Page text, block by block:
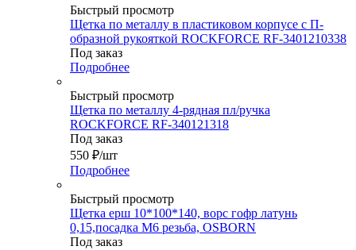
Быстрый просмотр
Щетка по металлу в пластиковом корпусе с П-
образной рукояткой ROCKFORCE RF-3401210338
Под заказ
Подробнее
Быстрый просмотр
Щетка по металлу 4-рядная пл/ручка
ROCKFORCE RF-340121318
Под заказ
550 ₽/шт
Подробнее
Быстрый просмотр
Щетка ерш 10*100*140, ворс гофр латунь
0,15,посадка М6 резьба, OSBORN
Под заказ